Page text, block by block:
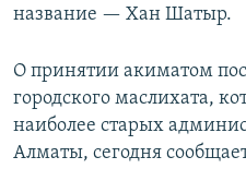
название — Хан Шатыр.
О принятии акиматом
городского маслихата,
наиболее старых
Алматы, сегодня